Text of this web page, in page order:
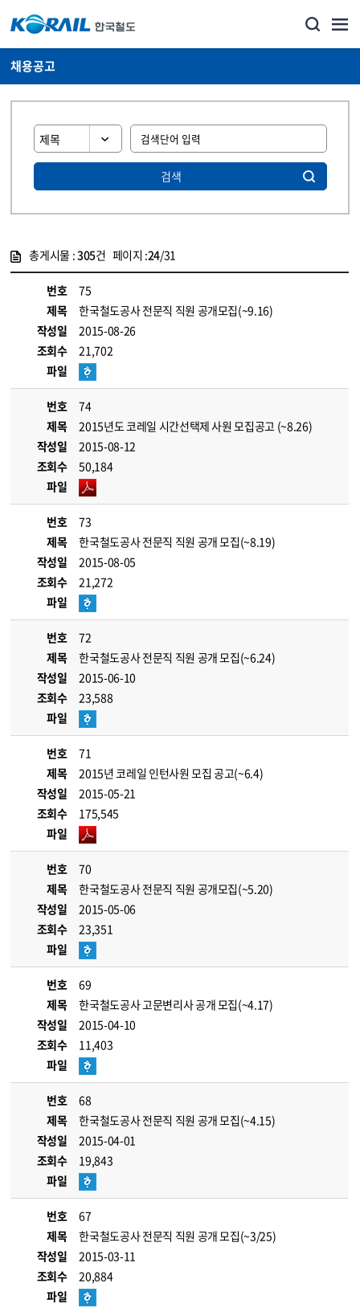
채용공고
검색
총게시물 :305건 페이지 :24/31
번호
75
제목
한국철도공사 전문직 직원 공개모집(~9.16)
작성일
2015-08-26
조회수
21,702
파일
번호
74
제목
2015년도 코레일 시간선택제 사원 모집공고 (~8.26)
작성일
2015-08-12
조회수
50,184
파일
번호
73
제목
한국철도공사 전문직 직원 공개 모집(~8.19)
작성일
2015-08-05
조회수
21,272
파일
번호
72
제목
한국철도공사 전문직 직원 공개 모집(~6.24)
작성일
2015-06-10
조회수
23,588
파일
번호
71
제목
2015년 코레일 인턴사원 모집 공고(~6.4)
작성일
2015-05-21
조회수
175,545
파일
번호
70
제목
한국철도공사 전문직 직원 공개모집(~5.20)
작성일
2015-05-06
조회수
23,351
파일
번호
69
제목
한국철도공사 고문변리사 공개 모집(~4.17)
작성일
2015-04-10
조회수
11,403
파일
번호
68
제목
한국철도공사 전문직 직원 공개 모집(~4.15)
작성일
2015-04-01
조회수
19,843
파일
번호
67
제목
한국철도공사 전문직 직원 공개 모집(~3/25)
작성일
2015-03-11
조회수
20,884
파일